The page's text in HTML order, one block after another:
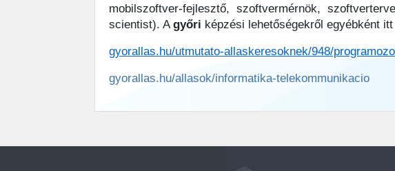
mobilszoftver-fejlesztő, szoftvermérnök,
scientist). Agyőri képzési lehetőségekről egyébként
gyorallas.hu/utmutato-allaskeresoknek/948/
gyorallas.hu/allasok/informatika-telekommunikacio